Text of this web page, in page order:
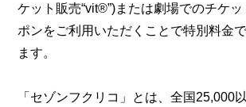
ケット販売“vit®”)または劇場でのチケ
ポンをご利用いただくことで特別料金
ます。
「セゾンフクリコ」とは、全国25,000